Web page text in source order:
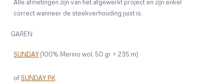
Alle afmetingen zijn van het afgewerkt project en zijn enkel
correct wanneer de steekverhouding juist is.
GAREN
SUNDAY (100% Merino wol, 50 gr = 235 m)
of SUNDAY PK